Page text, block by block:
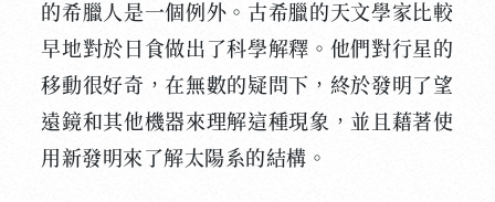
的希臘人是一個例外。古希臘的天文學家比較
早地對於日食做出了科學解釋。他們對行星的
移動很好奇，在無數的疑問下，終於發明了望
遠鏡和其他機器來理解這種現象，並且藉著使
用新發明來了解太陽系的結構。